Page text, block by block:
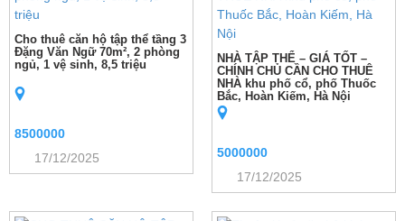
Cho thuê căn hộ tập thể tầng 3
Đặng Văn Ngữ 70m², 2 phòng
ngủ, 1 vệ sinh, 8,5 triệu
8500000
17/12/2025
NHÀ TẬP THỂ – GIÁ TỐT –
CHÍNH CHỦ CẦN CHO THUÊ
NHÀ khu phố cổ, phố Thuốc
Bắc, Hoàn Kiếm, Hà Nội
5000000
17/12/2025